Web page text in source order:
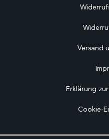
Versand
Erklärung
Cookie-